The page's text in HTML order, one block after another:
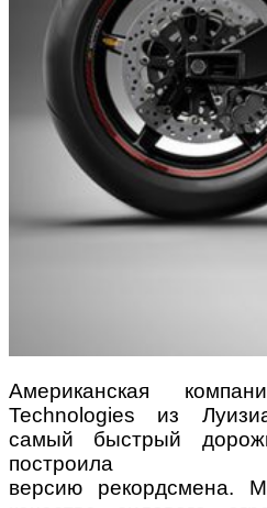
Американская
Technologies из
самый быстрый
построила
версию рекордсмена.